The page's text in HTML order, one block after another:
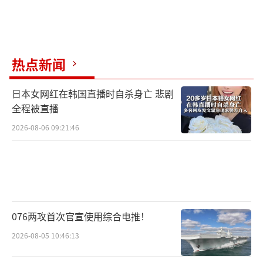
热点新闻
日本女网红在韩国直播时自杀身亡 悲剧
全程被直播
2026-08-06 09:21:46
076两攻首次官宣使用综合电推！
2026-08-05 10:46:13